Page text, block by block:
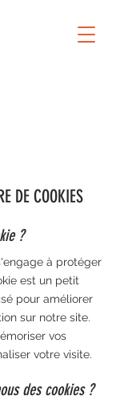
DE COOKIES
?
à protéger
est un petit
pour améliorer
sur notre site.
vos
votre visite.
des cookies ?